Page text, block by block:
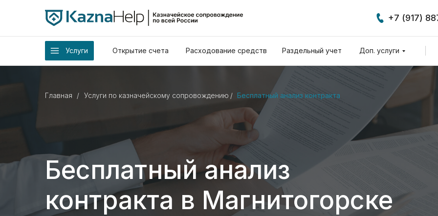
+7 (917)
Услуги Открытие счета Расходование средств Раздельный учет Доп. услуги
Бесплатный анализ
контракта в Магнитогорске
Главная Услуги по казначейскому сопровождению
/ Бесплатный анализ контракта
/